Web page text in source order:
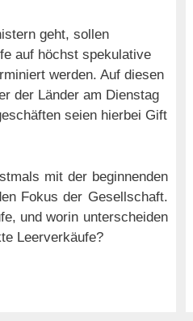
geht, sollen
auf höchst spekulative
werden. Auf diesen
der Länder am Dienstag
seien hierbei Gift
mit der beginnenden
Fokus der Gesellschaft.
und worin unterscheiden
Leerverkäufe?